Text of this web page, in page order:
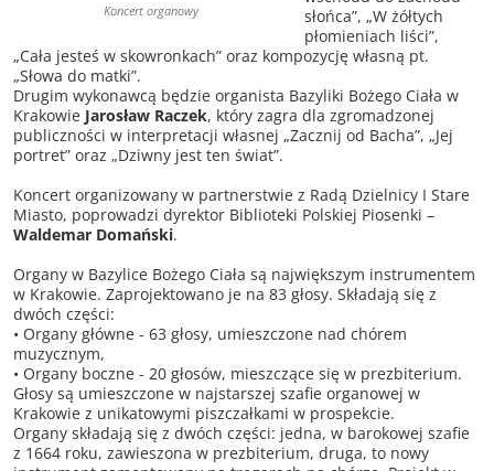
Koncert organowy
słońca”, „W żółtych
płomieniach liści”,
„Cała jesteś w skowronkach” oraz kompozycję własną pt.
„Słowa do matki”.
Drugim wykonawcą będzie organista Bazyliki Bożego Ciała w
Krakowie Jarosław Raczek, który zagra dla zgromadzonej
publiczności w interpretacji własnej „Zacznij od Bacha”, „Jej
portret” oraz „Dziwny jest ten świat”.
Koncert organizowany w partnerstwie z Radą Dzielnicy I Stare
Miasto, poprowadzi dyrektor Biblioteki Polskiej Piosenki –
Waldemar Domański.
Organy w Bazylice Bożego Ciała są największym instrumentem
w Krakowie. Zaprojektowano je na 83 głosy. Składają się z
dwóch części:
• Organy główne - 63 głosy, umieszczone nad chórem
muzycznym,
• Organy boczne - 20 głosów, mieszczące się w prezbiterium.
Głosy są umieszczone w najstarszej szafie organowej w
Krakowie z unikatowymi piszczałkami w prospekcie.
Organy składają się z dwóch części: jedna, w barokowej szafie
z 1664 roku, zawieszona w prezbiterium, druga, to nowy